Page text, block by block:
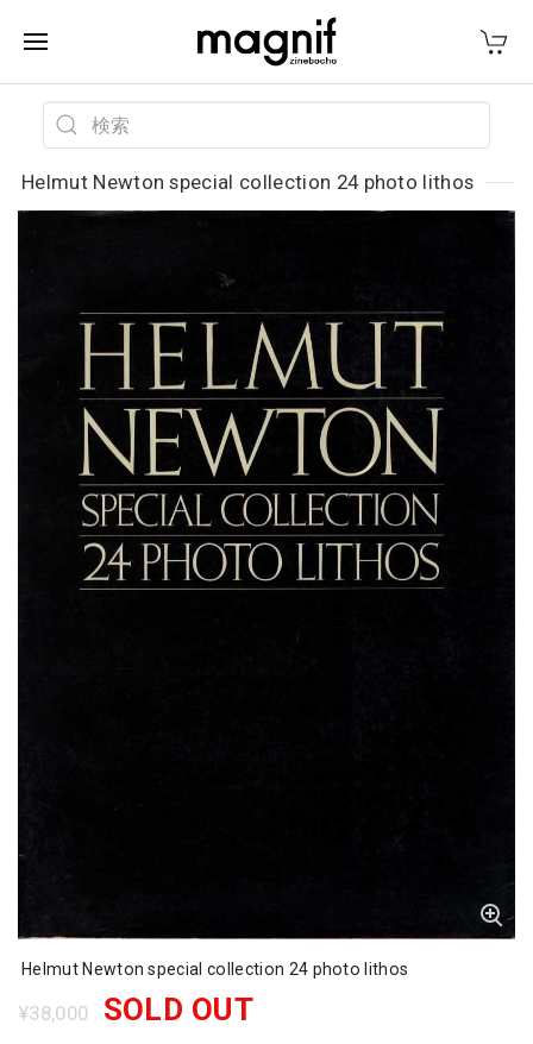
Helmut Newton special collection 24 photo lithos
Helmut Newton special collection 24 photo lithos
¥38,000 SOLD OUT